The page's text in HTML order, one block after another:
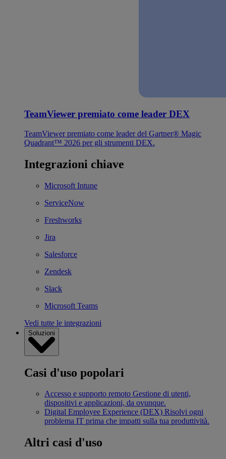
TeamViewer premiato come leader DEX
TeamViewer premiato come leader del Gartner® Magic
Quadrant™ 2026 per gli strumenti DEX.
Integrazioni chiave
Microsoft Intune
ServiceNow
Freshworks
Jira
Salesforce
Zendesk
Slack
Microsoft Teams
Vedi tutte le integrazioni
Soluzioni
Casi d'uso popolari
Accesso e supporto remoto Gestione di utenti,
dispositivi e applicazioni, da ovunque.
Digital Employee Experience (DEX) Risolvi ogni
problema IT prima che impatti sulla tua produttività.
Altri casi d'uso